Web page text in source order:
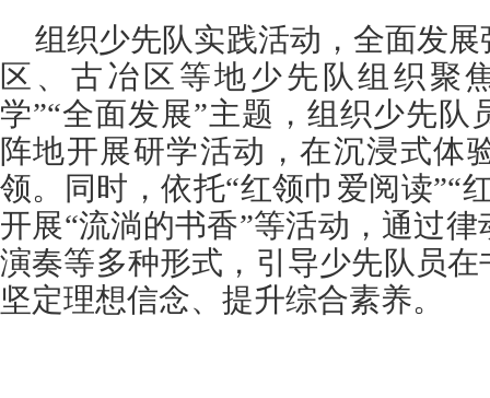
组织少先队实践活动，全面发
区、古冶区等地少先队组织聚
学”“全面发展”主题，组织少先队
阵地开展研学活动，在沉浸式体
领。同时，依托“红领巾爱阅读”“
开展“流淌的书香”等活动，通过
演奏等多种形式，引导少先队员
坚定理想信念、提升综合素养。